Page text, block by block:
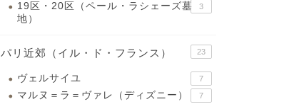
19区・20区（ペール・ラシェーズ墓
地）
3
パリ近郊（イル・ド・フランス） 23
ヴェルサイユ 7
マルヌ＝ラ＝ヴァレ（ディズニー） 7